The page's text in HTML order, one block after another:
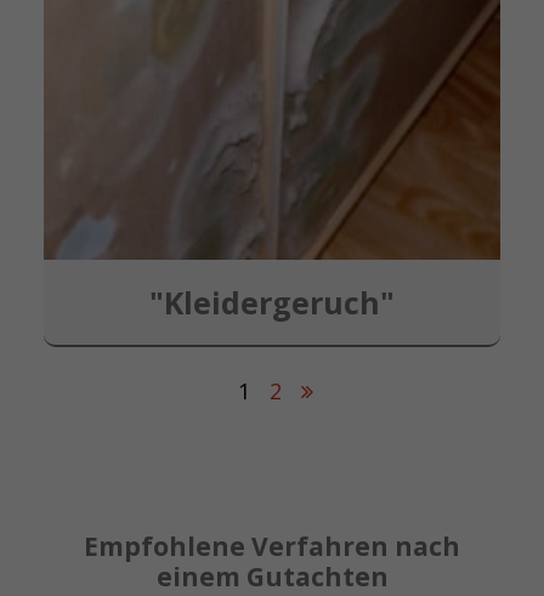
"Kleidergeruch"
1 2
Empfohlene Verfahren nach
einem Gutachten